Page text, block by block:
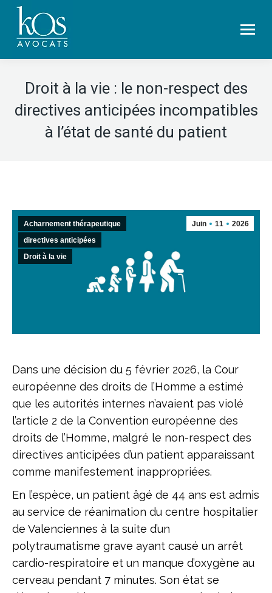
Droit à la vie : le non-respect des
directives anticipées incompatibles
à l’état de santé du patient
Juin 11 2026
Acharnement thérapeutique
directives anticipées
Droit à la vie
Dans une décision du 5 février 2026, la Cour
européenne des droits de l’Homme a estimé
que les autorités internes n’avaient pas violé
l’article 2 de la Convention européenne des
droits de l’Homme, malgré le non-respect des
directives anticipées d’un patient apparaissant
comme manifestement inappropriées.
En l’espèce, un patient âgé de 44 ans est admis
au service de réanimation du centre hospitalier
de Valenciennes à la suite d’un
polytraumatisme grave ayant causé un arrêt
cardio-respiratoire et un manque d’oxygène au
cerveau pendant 7 minutes. Son état se